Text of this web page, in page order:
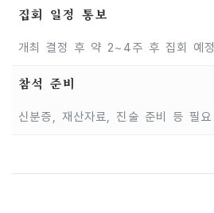
집회 일정 통보
개최 결정 후 약 2~4주 후 집회 예정
참석 준비
신분증, 재산자료, 진술 준비 등 필요